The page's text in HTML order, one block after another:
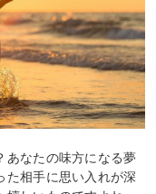
あなたの味方になる夢
た相手に思い入れが深